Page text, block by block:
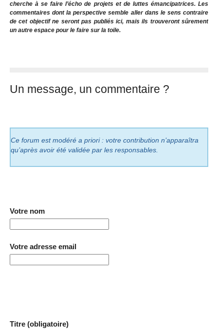
cherche à se faire l’écho de projets et de luttes émancipatrices. Les
commentaires dont la perspective semble aller dans le sens contraire
de cet objectif ne seront pas publiés ici, mais ils trouveront sûrement
un autre espace pour le faire sur la toile.
Un message, un commentaire ?
Ce forum est modéré a priori : votre contribution n’apparaîtra
qu’après avoir été validée par les responsables.
Votre nom
Votre adresse email
Titre (obligatoire)